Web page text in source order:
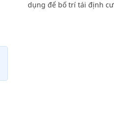
dụng để bố trí tái định cư